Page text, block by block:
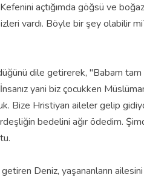
açtığımda göğsü ve
vardı. Böyle bir şey olabilir
dile getirerek, "Babam tam
yani biz çocukken
Bize Hristiyan aileler gelip
bedelini ağır ödedim.
Deniz, yaşananların